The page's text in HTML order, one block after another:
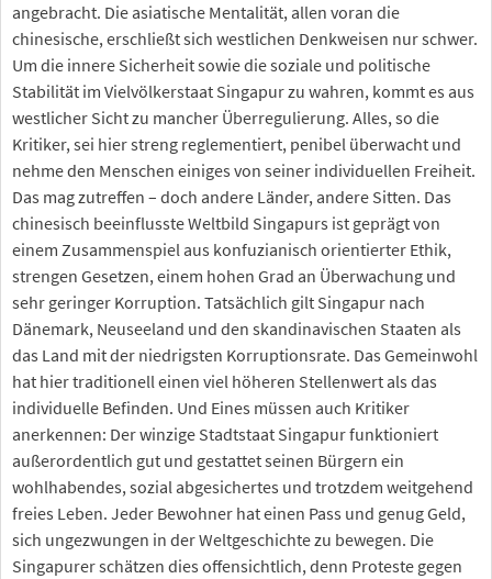
angebracht. Die asiatische Mentalität, allen voran die
chinesische, erschließt sich westlichen Denkweisen nur schwer.
Um die innere Sicherheit sowie die soziale und politische
Stabilität im Vielvölkerstaat Singapur zu wahren, kommt es aus
westlicher Sicht zu mancher Überregulierung. Alles, so die
Kritiker, sei hier streng reglementiert, penibel überwacht und
nehme den Menschen einiges von seiner individuellen Freiheit.
Das mag zutreffen – doch andere Länder, andere Sitten. Das
chinesisch beeinflusste Weltbild Singapurs ist geprägt von
einem Zusammenspiel aus konfuzianisch orientierter Ethik,
strengen Gesetzen, einem hohen Grad an Überwachung und
sehr geringer Korruption. Tatsächlich gilt Singapur nach
Dänemark, Neuseeland und den skandinavischen Staaten als
das Land mit der niedrigsten Korruptionsrate. Das Gemeinwohl
hat hier traditionell einen viel höheren Stellenwert als das
individuelle Befinden. Und Eines müssen auch Kritiker
anerkennen: Der winzige Stadtstaat Singapur funktioniert
außerordentlich gut und gestattet seinen Bürgern ein
wohlhabendes, sozial abgesichertes und trotzdem weitgehend
freies Leben. Jeder Bewohner hat einen Pass und genug Geld,
sich ungezwungen in der Weltgeschichte zu bewegen. Die
Singapurer schätzen dies offensichtlich, denn Proteste gegen